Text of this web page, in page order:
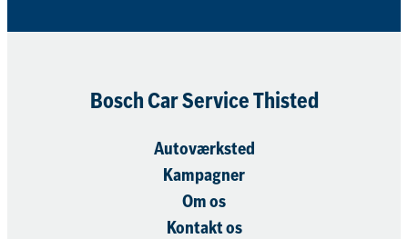
Bosch Car Service Thisted
Autoværksted
Kampagner
Om os
Kontakt os